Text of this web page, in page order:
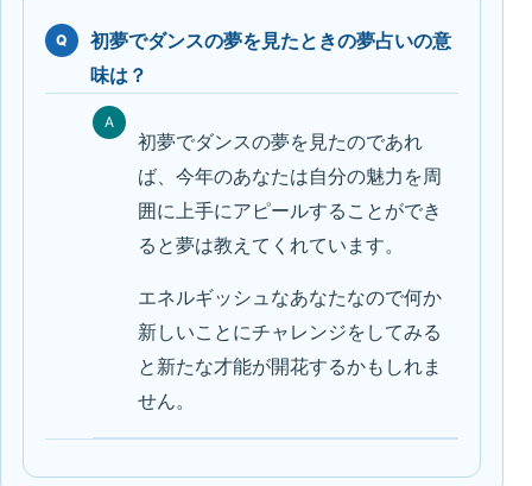
Q
初夢でダンスの夢を見たときの夢占いの意
味は？
A
初夢でダンスの夢を見たのであれ
ば、今年のあなたは自分の魅力を周
囲に上手にアピールすることができ
ると夢は教えてくれています。
エネルギッシュなあなたなので何か
新しいことにチャレンジをしてみる
と新たな才能が開花するかもしれま
せん。